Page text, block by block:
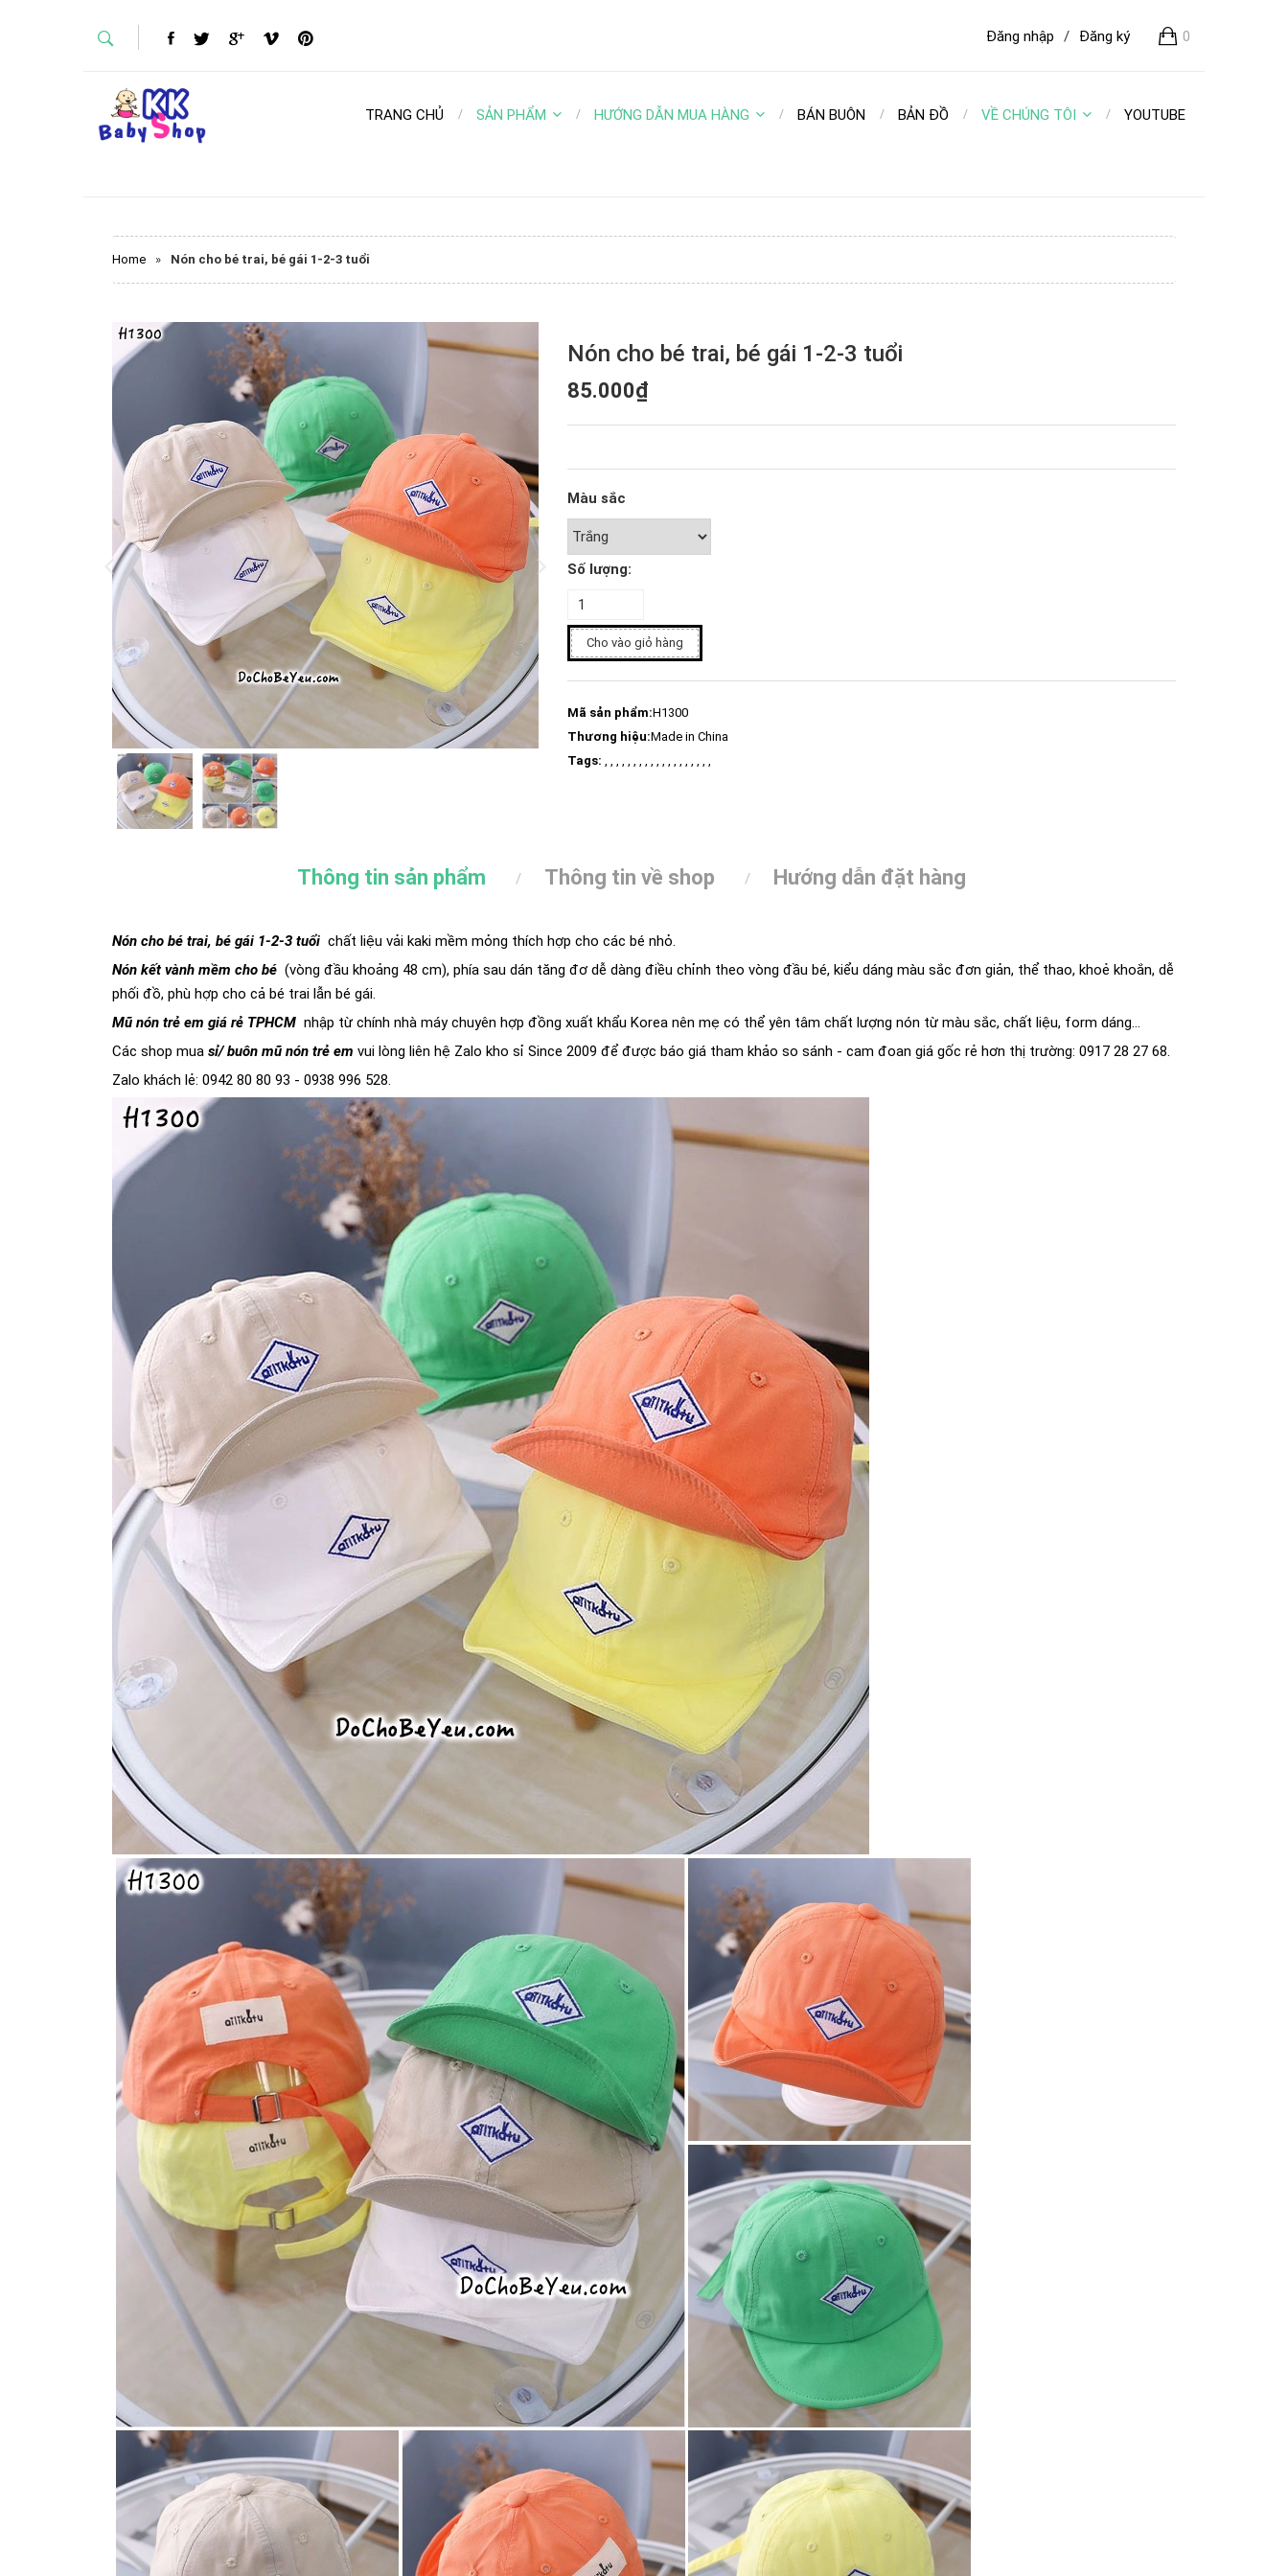
0
Đăng ký
/
Đăng nhập
TRANG CHỦ SẢN PHẨM HƯỚNG DẪN MUA HÀNG BÁN BUÔN BẢN ĐỒ VỀ CHÚNG TÔI YOUTUBE
Home » Nón cho bé trai, bé gái 1-2-3 tuổi
Nón cho bé trai, bé gái 1-2-3 tuổi
85.000₫
Màu sắc
Số lượng:
Cho vào giỏ hàng
Mã sản phẩm:H1300
Thương hiệu:Made in China
Tags: , , , , , , , , , , , , , , , , , , ,
Thông tin sản phẩm Thông tin về shop Hướng dẫn đặt hàng
Nón cho bé trai, bé gái 1-2-3 tuổi chất liệu vải kaki mềm mỏng thích hợp cho các bé nhỏ.
Nón kết vành mềm cho bé (vòng đầu khoảng 48 cm), phía sau dán tăng đơ dễ dàng điều chỉnh theo vòng đầu bé, kiểu dáng màu sắc đơn giản, thể thao, khoẻ khoắn, dễ
phối đồ, phù hợp cho cả bé trai lẫn bé gái.
Mũ nón trẻ em giá rẻ TPHCM nhập từ chính nhà máy chuyên hợp đồng xuất khẩu Korea nên mẹ có thể yên tâm chất lượng nón từ màu sắc, chất liệu, form dáng...
Các shop mua sỉ/ buôn mũ nón trẻ em vui lòng liên hệ Zalo kho sỉ Since 2009 để được báo giá tham khảo so sánh - cam đoan giá gốc rẻ hơn thị trường: 0917 28 27 68.
Zalo khách lẻ: 0942 80 80 93 - 0938 996 528.